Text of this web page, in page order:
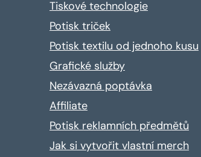
Tiskové technologie
Potisk triček
Potisk textilu od jednoho kusu
Grafické služby
Nezávazná poptávka
Affiliate
Potisk reklamních předmětů
Jak si vytvořit vlastní merch